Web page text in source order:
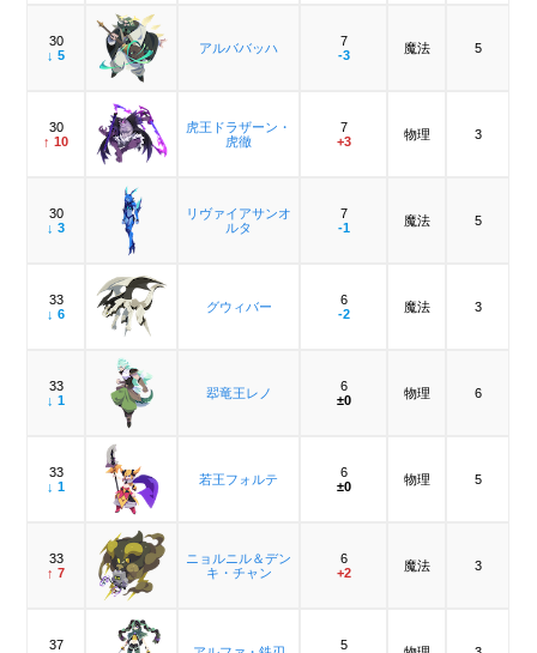
30
↓ 5
アルババッハ
7
-3
魔法 5
30
↑ 10
虎王ドラザーン・
虎徹
7
+3
物理 3
30
↓ 3
リヴァイアサンオ
ルタ
7
-1
魔法 5
33
↓ 6
グウィバー
6
-2
魔法 3
33
↓ 1
翆竜王レノ
6
±0
物理 6
33
↓ 1
若王フォルテ
6
±0
物理 5
33
↑ 7
ニョルニル＆デン
キ・チャン
6
+2
魔法 3
37
5